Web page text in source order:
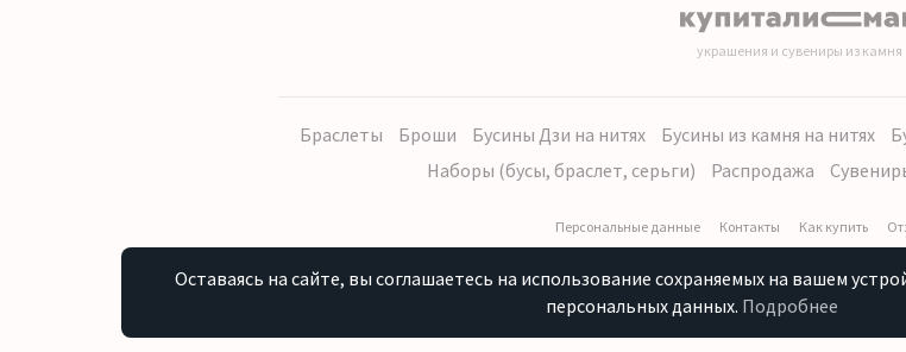
украшения и сувениры из камня
Браслеты Броши Бусины Дзи на нитях Бусины из камня на нитях
Наборы (бусы, браслет, серьги)
Распродажа
Персональные данные Контакты Как купить
Оставаясь на сайте, вы соглашаетесь на использование сохраняемых на вашем
персональных данных. Подробнее